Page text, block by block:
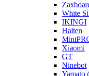
White
IKINGI
Halten
Xiaomi
GT
Ninebot
Yamato